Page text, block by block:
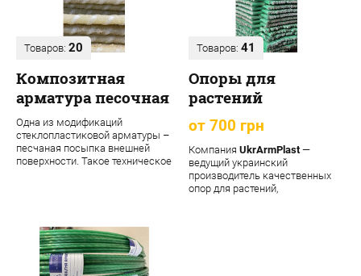
Товаров: 20
Композитная
арматура песочная
Одна из модификаций
стеклопластиковой арматуры –
песчаная посыпка внешней
поверхности. Такое техническое
Товаров: 41
Опоры для
растений
от 700 грн
Компания UkrArmPlast—
ведущий украинский
производитель качественных
опор для растений,